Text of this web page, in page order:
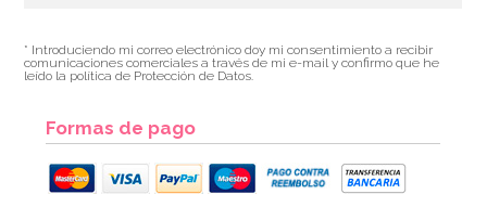
* Introduciendo mi correo electrónico doy mi consentimiento a recibir
comunicaciones comerciales a través de mi e-mail y confirmo que he
leído la política de Protección de Datos.
Formas de pago